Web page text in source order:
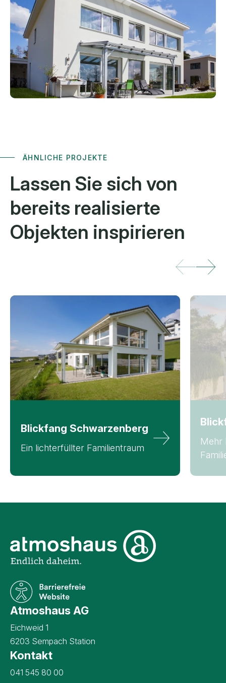
ÄHNLICHE PROJEKTE
Lassen Sie sich von
bereits realisierte
Objekten inspirieren
Blickfang Schwarzenberg
Ein lichterfüllter Familientraum
Mehr
Atmoshaus AG
Eichweid 1
6203 Sempach Station
Kontaktangaben Atmoshaus AG
Kontakt
041 545 80 00